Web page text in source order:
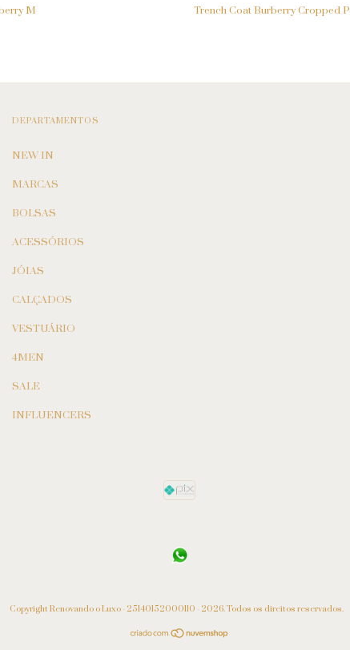
M Trench Coat Burberry Cropped P
DEPARTAMENTOS
NEW IN
MARCAS
BOLSAS
ACESSÓRIOS
JÓIAS
CALÇADOS
VESTUÁRIO
4MEN
SALE
INFLUENCERS
Copyright Renovando o Luxo - 25140152000110 - 2026. Todos os direitos reservados.